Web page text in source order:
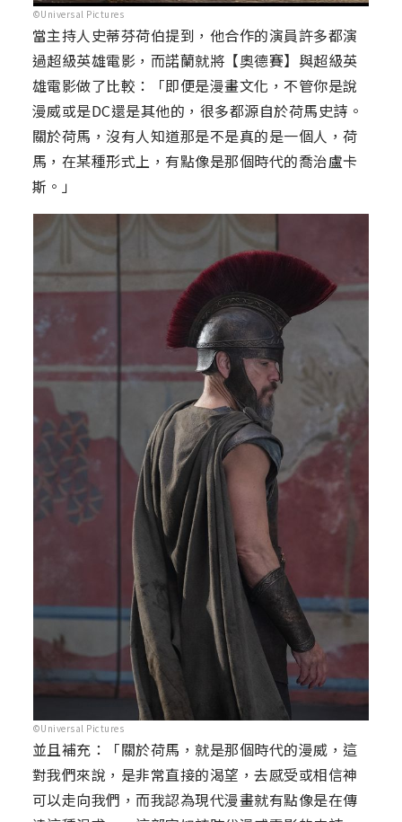
©Universal Pictures
當主持人史蒂芬荷伯提到，他合作的演員許多都演
過超級英雄電影，而諾蘭就將【奧德賽】與超級英
雄電影做了比較：「即便是漫畫文化，不管你是說
漫威或是DC還是其他的，很多都源自於荷馬史詩。
關於荷馬，沒有人知道那是不是真的是一個人，荷
馬，在某種形式上，有點像是那個時代的喬治盧卡
斯。」
©Universal Pictures
並且補充：「關於荷馬，就是那個時代的漫威，這
對我們來說，是非常直接的渴望，去感受或相信神
可以走向我們，而我認為現代漫畫就有點像是在傳